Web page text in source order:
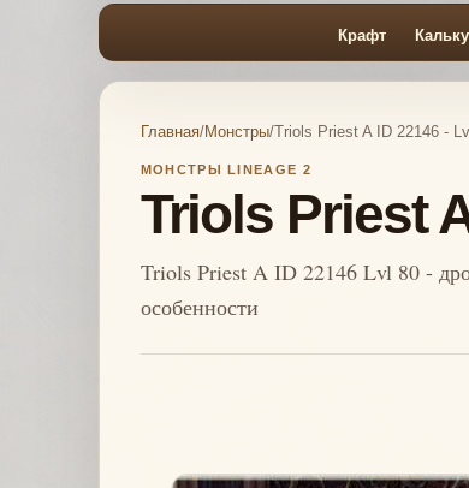
Крафт
Главная/Монстры/Triols Priest A ID 22146 -
МОНСТРЫ LINEAGE 2
Triols Priest
Triols Priest A ID 22146 Lvl 80 -
особенности